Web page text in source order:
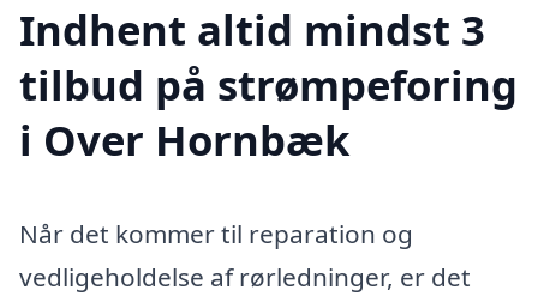
Indhent altid mindst 3
tilbud på strømpeforing
i Over Hornbæk
Når det kommer til reparation og
vedligeholdelse af rørledninger, er det